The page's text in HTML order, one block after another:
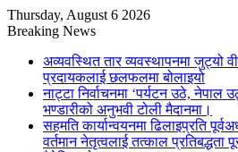
Thursday, August 6 2026
Breaking News
अव्यवस्थित तार व्यवस्थापनमा जुट्यो
प्रदायकलाई छलफलमा बोलाइयो
नाट्टा निर्वाचनमा ‘पर्यटन उठे, नेपाल
भण्डारीको अनुभवी टोली मैदानमा।
सहमति कार्यान्वयनमा ढिलाइप्रति
वर्तमान नेतृत्वलाई तत्काल प्रतिबद्धता